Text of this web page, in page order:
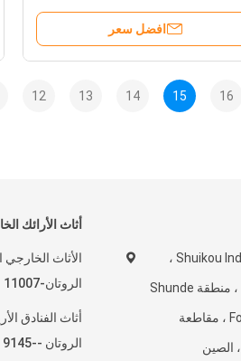
افضل سعر
12 13 14 15 16
أثاث الأرائك
الأثاث الخارجي
الروتان-11007
أثاث الفنادق
الروتان --9145
شارع Shuikou Industrila ،
مدينة Beijiao ، منطقة Shunde
، مدينة Foshan ، مقاطعة